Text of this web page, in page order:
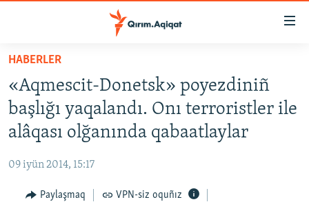
Esas
qaytmaq
Baş
navigatsiyağa
qaytmaq
Qıdıruvğa
qaytmaq
SİYASET
İQTİSADİYAT
MEDENİYET
İNSAN AQLARI
HABERLER
«Aqmescit-Donetsk» poyezdiniñ
başlığı yaqalandı. Onı terroristler ile
alâqası olğanında qabaatlaylar
09 iyün 2014, 15:17
Paylaşmaq VPN-siz oquñız